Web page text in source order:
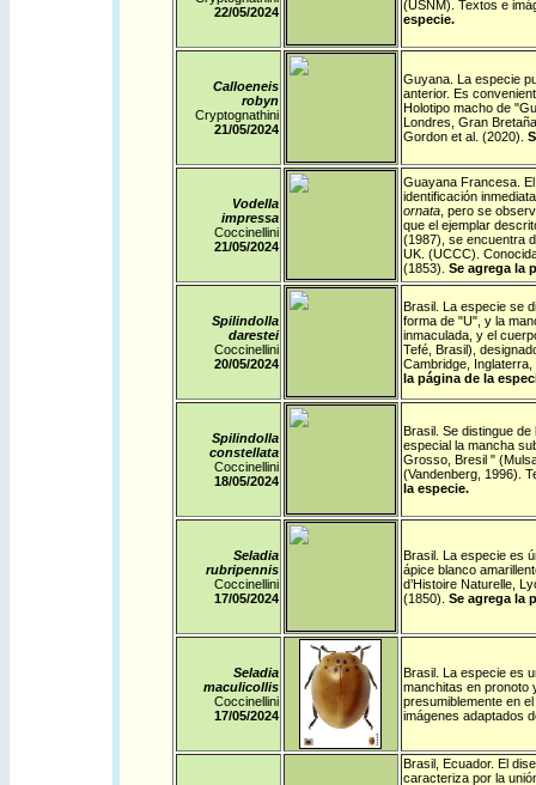
22/05/2024
(USNM). Textos e
especie.
Calloeneis
robyn
Cryptognathini
21/05/2024
Guyana. La especie
anterior. Es
Holotipo macho de
Londres, Gran
Gordon et al. (2020).
Vodella
impressa
Coccinellini
21/05/2024
Guayana Francesa.
identificación
ornata, pero se
que el ejemplar
(1987), se encuentra
UK. (UCCC).
(1853). Se agrega la
Spilindolla
darestei
Coccinellini
20/05/2024
Brasil. La especie se
forma de "U", y la
inmaculada, y el
Tefé, Brasil),
Cambridge,
la página de la
Spilindolla
constellata
Coccinellini
18/05/2024
Brasil. Se distingue
especial la mancha
Grosso, Bresil "
(Vandenberg, 1996).
la especie.
Seladia
rubripennis
Coccinellini
17/05/2024
Brasil. La especie es
ápice blanco
d’Histoire Naturelle,
(1850). Se agrega la
Seladia
maculicollis
Coccinellini
17/05/2024
Brasil. La especie es
manchitas en pronoto
presumiblemente en
imágenes adaptados
Brasil, Ecuador. El
caracteriza por la